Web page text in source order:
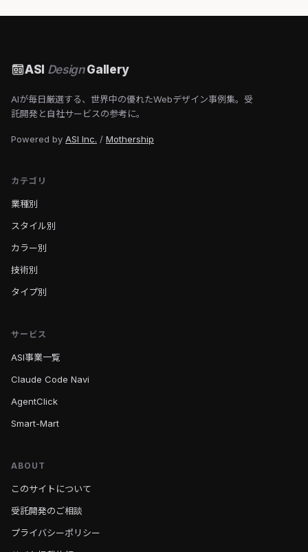
ASI DesignGallery
AIが毎日厳選する、世界中の優れたWebデザイン事例集。受
託開発と自社サービスの参考に。
Powered by ASI Inc. / Mothership
カテゴリ
業種別
スタイル別
カラー別
技術別
タイプ別
サービス
ASI事業一覧
Claude Code Navi
AgentClick
Smart-Mart
ABOUT
このサイトについて
受託開発のご相談
プライバシーポリシー